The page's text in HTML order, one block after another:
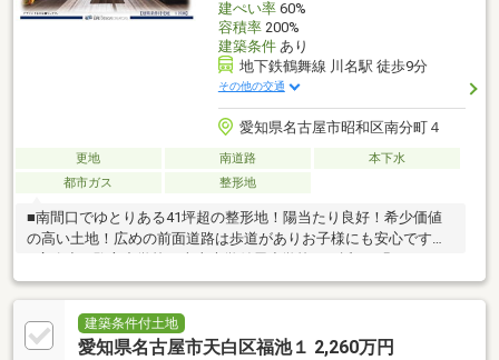
建ぺい率60%
容積率200%
建築条件あり
地下鉄鶴舞線 川名駅 徒歩9分
その他の交通
愛知県名古屋市昭和区南分町４
更地 南道路
本下水
都市ガス
整形地
■南間口でゆとりある41坪超の整形地！陽当たり良好！希少価値
の高い土地！広めの前面道路は歩道がありお子様にも安心です！
広大な都市公園「川名公園」を日常に。落ち着いた住環境で叶え
るゆとりある戸建て生活。■２路線２駅利用可能！通勤通学の利
便性が高まります！■一次造成費（200万円）込の価格です。■完
全自由設計でご計画いただけます。□参考プランございます！
建築条件付土地
愛知県名古屋市天白区福池１ 2,260万円